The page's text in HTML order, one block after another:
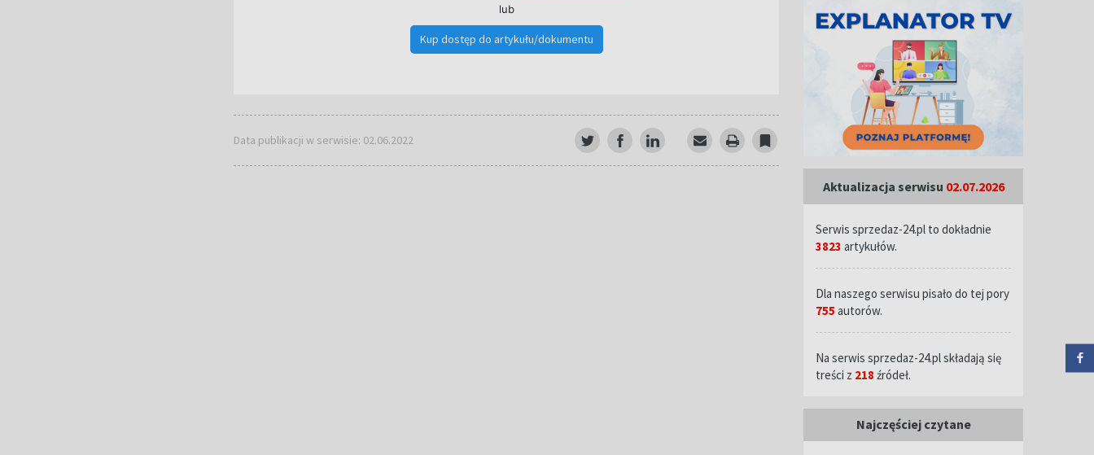
lub
Kup dostęp do artykułu/dokumentu
Data publikacji w serwisie: 02.06.2022
Aktualizacja serwisu 02.07.2026
Serwis sprzedaz-24.pl to dokładnie
3823 artykułów.
Dla naszego serwisu pisało do tej pory
755 autorów.
Na serwis sprzedaz-24.pl składają się
treści z 218 źródeł.
Najczęściej czytane